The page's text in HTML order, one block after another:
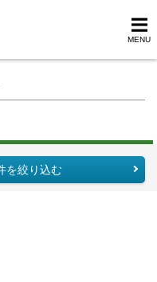
MENU
を絞り込む